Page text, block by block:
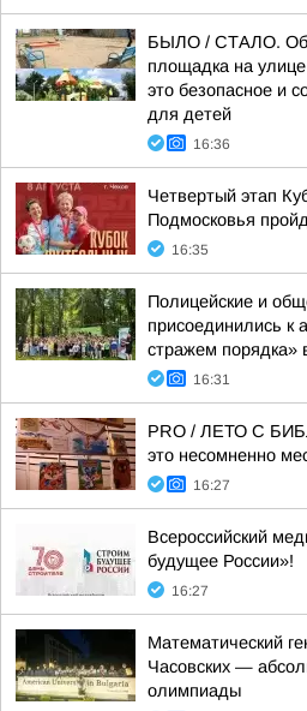
БЫЛО / СТАЛО.
площадка на
это безопасное и
для детей
16:36
Четвертый этап
Подмосковья
16:35
Полицейские и
присоединились к
стражем порядка»
16:31
PRO / ЛЕТО С
это несомненно
16:27
Всероссийский
будущее России»!
16:27
Математический
Часовских —
олимпиады